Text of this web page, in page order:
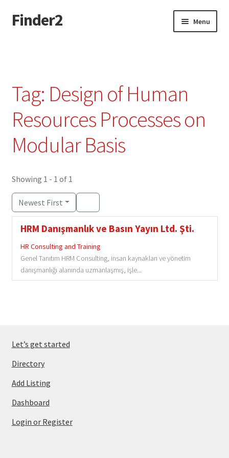
Skip
to
Skip
to
Finder2 Menu
Dashboard
Directory
Tag: Design of Human
Resources Processes on
Modular Basis
Showing 1 - 1 of 1
Newest First
HRM Danışmanlık ve Basın Yayın Ltd. Şti.
HR Consulting and Training
Genel Tanıtım HRM Consulting, insan kaynakları ve yönetim
danışmanlığı alanında uzmanlaşmış, işle...
Let’s get started
Directory
Add Listing
Dashboard
Login or Register